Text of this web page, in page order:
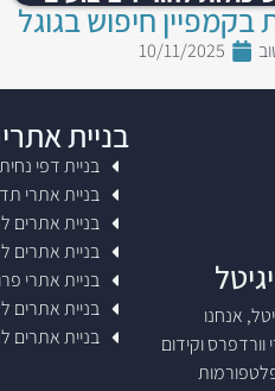
חיפוש בגוגל
10/11/2025
אנחנו
וקידום
בניית
בניית דפי
בניית אתרי
בניית אתרים
בניית אתרים
בניית אתרי
בניית אתרים
בניית אתרים